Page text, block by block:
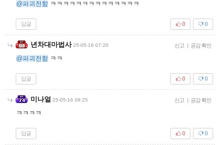
@파괴전함 ㅋㅋㅋㅋㅋㅋㅋㅋㅋㅋㅋㅋㅋㅋ
답글 0
0
년차대마법사 25-05-16 07:20 신고 | 공감 확인
@파괴전함 ㅋㅋ
답글 0
0
미나얼 25-05-16 09:25 신고 | 공감 확인
ㅋㅋㅋㅋ
답글 0
0